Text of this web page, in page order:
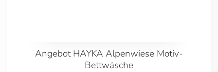
Angebot HAYKA Alpenwiese Motiv-
Bettwäsche